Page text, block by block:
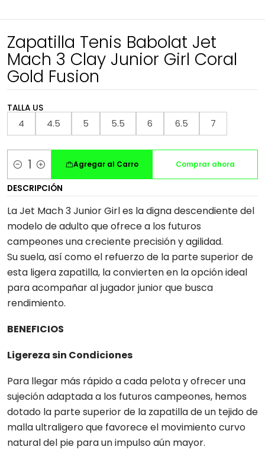
Zapatilla Tenis Babolat Jet
Mach 3 Clay Junior Girl Coral
Gold Fusion
TALLA US
4 4.5 5 5.5 6 6.5 7
Cantidad
Agregar al Carro Comprar ahora
DESCRIPCIÓN
La Jet Mach 3 Junior Girl es la digna descendiente del
modelo de adulto que ofrece a los futuros
campeones una creciente precisión y agilidad.
Su suela, así como el refuerzo de la parte superior de
esta ligera zapatilla, la convierten en la opción ideal
para acompañar al jugador junior que busca
rendimiento.
BENEFICIOS
Ligereza sin Condiciones
Para llegar más rápido a cada pelota y ofrecer una
sujeción adaptada a los futuros campeones, hemos
dotado la parte superior de la zapatilla de un tejido de
malla ultraligero que favorece el movimiento curvo
natural del pie para un impulso aún mayor.